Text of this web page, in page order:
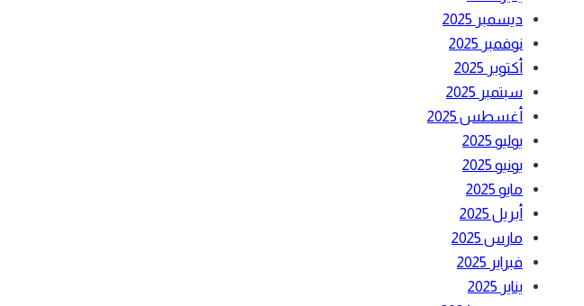
ديسمبر 2025
نوفمبر 2025
أكتوبر 2025
سبتمبر 2025
أغسطس 2025
يوليو 2025
يونيو 2025
مايو 2025
أبريل 2025
مارس 2025
فبراير 2025
يناير 2025